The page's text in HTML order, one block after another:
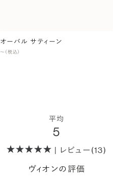
オーバル サティーン
〜（税込）
平均
5
| レビュー(13)
ヴィオンの評価